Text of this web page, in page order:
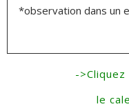
*observation dans un
-
le